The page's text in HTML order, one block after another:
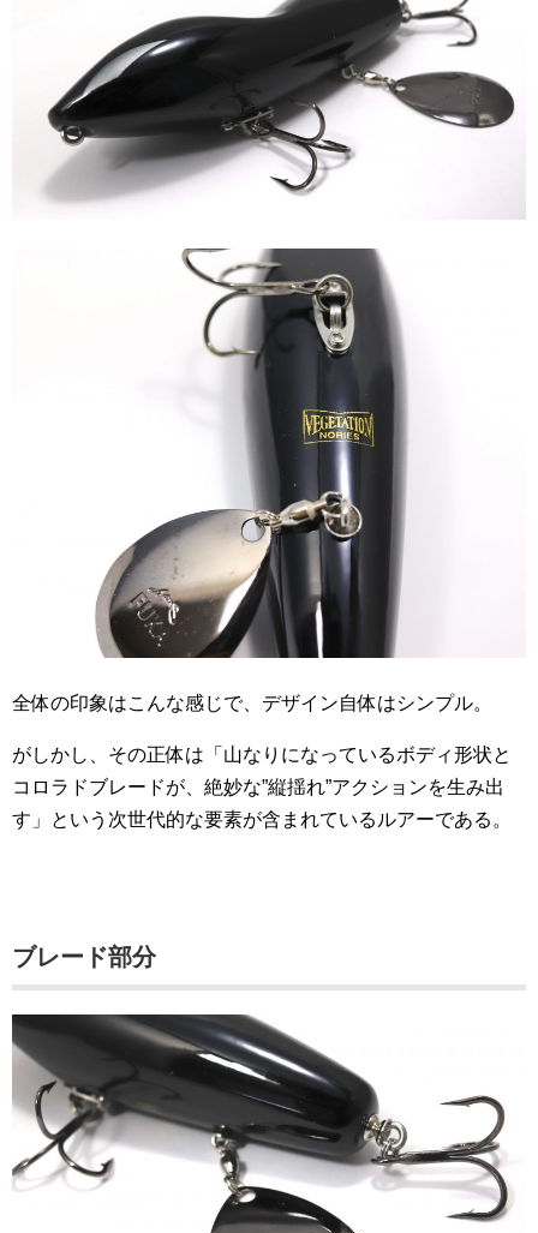
全体の印象はこんな感じで、デザイン自体はシンプル。
がしかし、その正体は「山なりになっているボディ形状と
コロラドブレードが、絶妙な”縦揺れ”アクションを生み出
す」という次世代的な要素が含まれているルアーである。
ブレード部分